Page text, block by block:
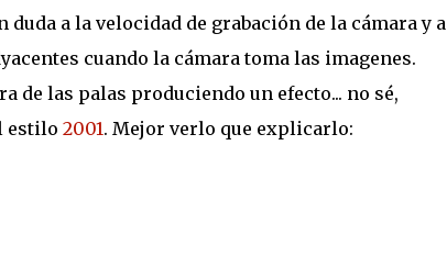
a la velocidad de grabación de la cámara y a
cuando la cámara toma las imagenes.
de las palas produciendo un efecto... no sé,
estilo 2001. Mejor verlo que explicarlo: